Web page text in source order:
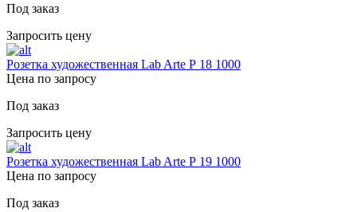
Под заказ
Запросить цену
Розетка художественная Lab Arte Р 18 1000
Цена по запросу
Под заказ
Запросить цену
Розетка художественная Lab Arte Р 19 1000
Цена по запросу
Под заказ